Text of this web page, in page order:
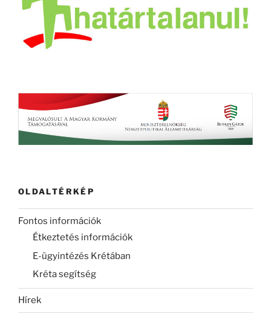
OLDALTÉRKÉP
Fontos információk
Étkeztetés információk
E-ügyintézés Krétában
Kréta segítség
Hírek